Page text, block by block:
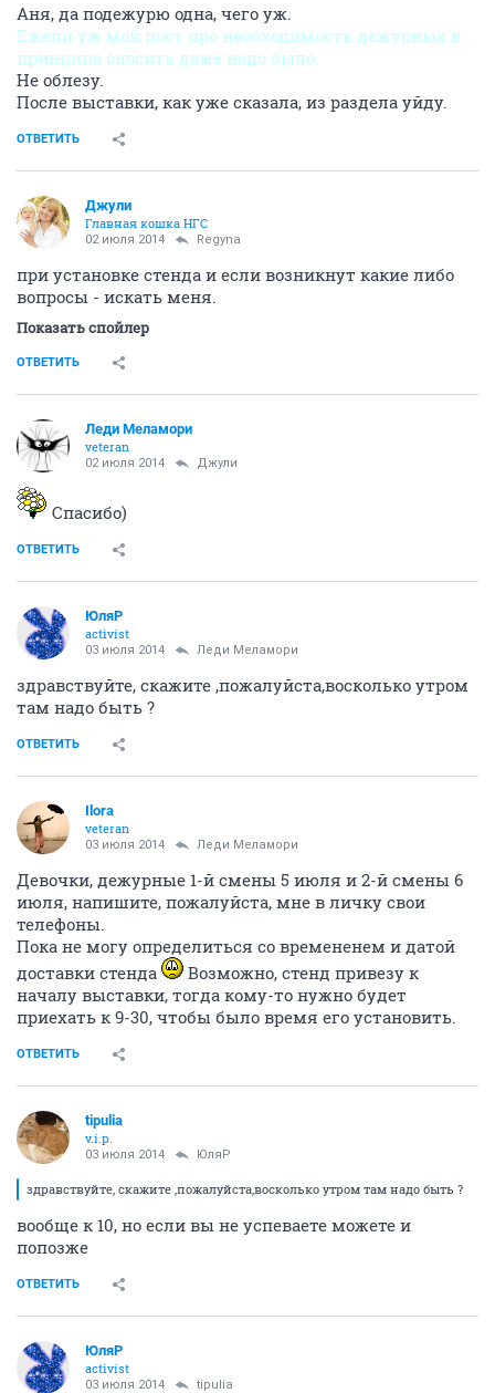
Аня, да подежурю одна, чего уж.
Ежели уж мой пост про необходимость дежурных в
принципе сносить даже надо было.
Не облезу.
После выставки, как уже сказала, из раздела уйду.
ОТВЕТИТЬ
Джули
Главная кошка НГС
02 июля 2014 Regyna
при установке стенда и если возникнут какие либо
вопросы - искать меня.
Показать спойлер
ОТВЕТИТЬ
Леди Меламори
veteran
02 июля 2014 Джули
Спасибо)
ОТВЕТИТЬ
ЮляР
activist
03 июля 2014 Леди Меламори
здравствуйте, скажите ,пожалуйста,восколько утром
там надо быть ?
ОТВЕТИТЬ
Ilora
veteran
03 июля 2014 Леди Меламори
Девочки, дежурные 1-й смены 5 июля и 2-й смены 6
июля, напишите, пожалуйста, мне в личку свои
телефоны.
Пока не могу определиться со времененем и датой
доставки стенда
Возможно, стенд привезу к
началу выставки, тогда кому-то нужно будет
приехать к 9-30, чтобы было время его установить.
ОТВЕТИТЬ
tipulia
v.i.p.
03 июля 2014 ЮляР
здравствуйте, скажите ,пожалуйста,восколько утром там надо быть ?
вообще к 10, но если вы не успеваете можете и
попозже
ОТВЕТИТЬ
ЮляР
activist
03 июля 2014 tipulia